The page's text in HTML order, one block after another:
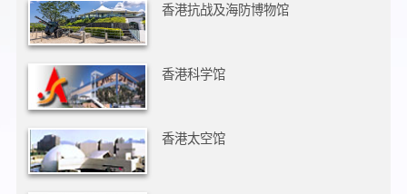
香港抗战及海防博物馆
香港科学馆
香港太空馆